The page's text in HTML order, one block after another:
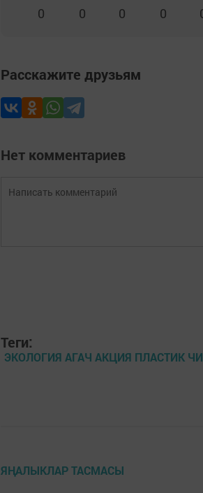
0 0 0 0
Расскажите друзьям
Нет комментариев
Теги:
ЭКОЛОГИЯ АГАЧ АКЦИЯ ПЛАСТИК
ЯҢАЛЫКЛАР ТАСМАСЫ